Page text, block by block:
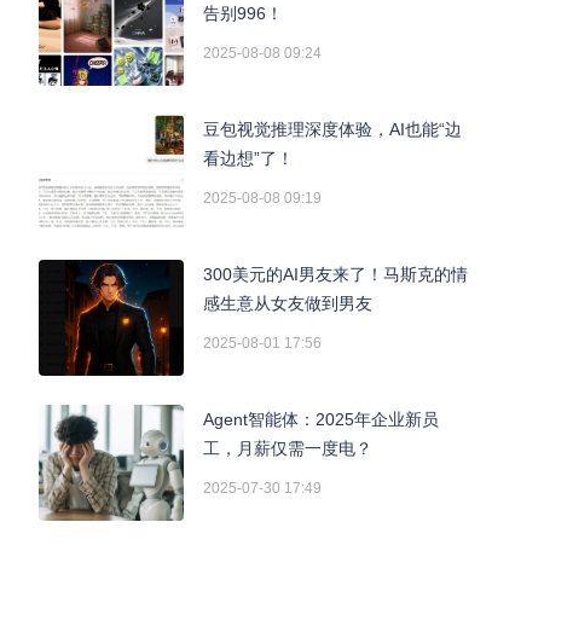
告别996！
2025-08-08 09:24
豆包视觉推理深度体验，AI也能“边
看边想”了！
2025-08-08 09:19
300美元的AI男友来了！马斯克的情
感生意从女友做到男友
2025-08-01 17:56
Agent智能体：2025年企业新员
工，月薪仅需一度电？
2025-07-30 17:49